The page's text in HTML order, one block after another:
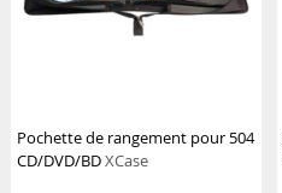
Pochette de rangement pour 504
CD/DVD/BDXCase